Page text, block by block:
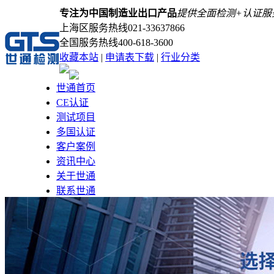
专注为中国制造业出口产品提供全面检测+认证服
上海区服务热线021-33637866
全国服务热线400-618-3600
收藏本站 | 申请表下载 | 行业分类
世通首页
CE认证
测试项目
多国认证
客户案例
资讯中心
关于世通
联系世通